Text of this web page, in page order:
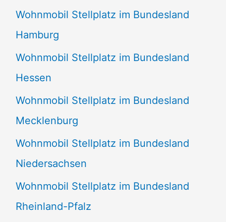
Wohnmobil Stellplatz im Bundesland
Hamburg
Wohnmobil Stellplatz im Bundesland
Hessen
Wohnmobil Stellplatz im Bundesland
Mecklenburg
Wohnmobil Stellplatz im Bundesland
Niedersachsen
Wohnmobil Stellplatz im Bundesland
Rheinland-Pfalz